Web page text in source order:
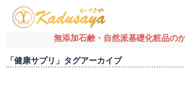
無添加石鹸・自然派基礎化粧品の
コ
ン
「健康サプリ」タグアーカイブ